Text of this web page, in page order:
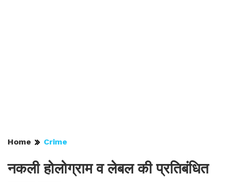
Home Crime
नकली होलोग्राम व लेबल की प्रतिबंधित